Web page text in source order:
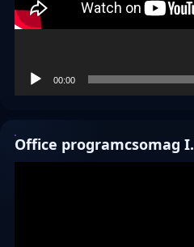
00:00
Office programcsomag I.